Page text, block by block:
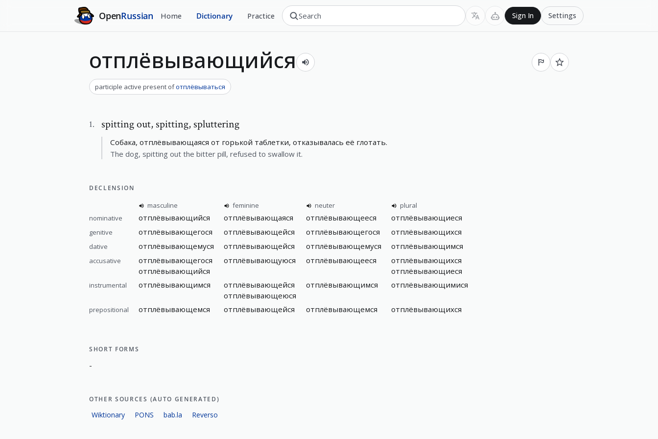
OpenRussian Home Dictionary Practice Sign In Settings
отплёвывающийся
participle active present ofотплёвываться
1. spitting out, spitting, spluttering
Собака, отплёвывающаяся от горькой таблетки, отказывалась её глотать.
The dog, spitting out the bitter pill, refused to swallow it.
DECLENSION
masculine feminine neuter
plural
nominative
отплёвывающийся отплёвывающаяся отплёвывающееся отплёвывающиеся
genitive отплёвывающегося отплёвывающейся отплёвывающегося отплёвывающихся
dative отплёвывающемуся отплёвывающейся отплёвывающемуся отплёвывающимся
accusative
отплёвывающегося
отплёвывающийся
отплёвывающуюся отплёвывающееся
отплёвывающихся
отплёвывающиеся
instrumental отплёвывающимся
отплёвывающейся
отплёвывающеюся
отплёвывающимся отплёвывающимися
prepositional отплёвывающемся отплёвывающейся отплёвывающемся отплёвывающихся
SHORT FORMS
-
OTHER SOURCES (AUTO GENERATED)
Wiktionary PONS bab.la Reverso